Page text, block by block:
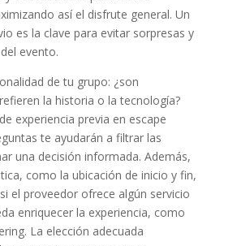
así el disfrute general. Un
es la clave para evitar sorpresas y
evento.
de tu grupo: ¿son
la historia o la tecnología?
experiencia previa en escape
te ayudarán a filtrar las
una decisión informada. Además,
como la ubicación de inicio y fin,
el proveedor ofrece algún servicio
enriquecer la experiencia, como
La elección adecuada